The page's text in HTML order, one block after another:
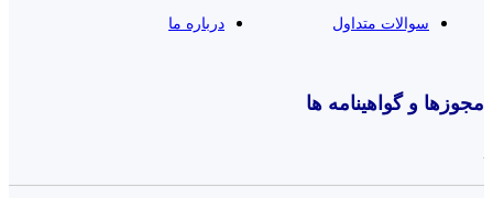
سوالات متداول درباره ما
مجوزها و گواهینامه ها